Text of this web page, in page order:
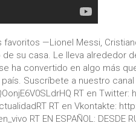
—Lionel Messi,
su casa. Le lleva alrededor
ha convertido en algo más
Suscríbete a nuestro
RT en
RT en Vkontakte:
RT EN ESPAÑOL: DESDE